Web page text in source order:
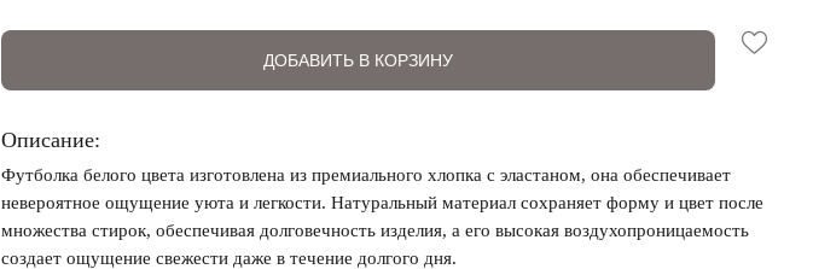
Авторизация
ДОБАВИТЬ В КОРЗИНУ
Описание:
Футболка белого цвета изготовлена из премиального хлопка с эластаном, она обеспечивает
невероятное ощущение уюта и легкости. Натуральный материал сохраняет форму и цвет после
множества стирок, обеспечивая долговечность изделия, а его высокая воздухопроницаемость
создает ощущение свежести даже в течение долгого дня.